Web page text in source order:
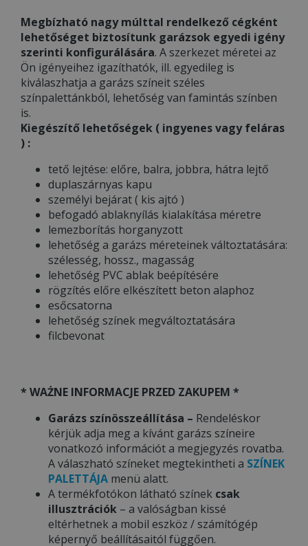
Megbízható nagy múlttal rendelkező cégként
lehetőséget biztosítunk garázsok egyedi igény
szerinti konfigurálására. A szerkezet méretei az
Ön igényeihez igazíthatók, ill. egyedileg is
kiválaszhatja a garázs színeit széles
színpalettánkból, lehetőség van famintás színben
is.
Kiegészítő lehetőségek ( ingyenes vagy feláras
) :
tető lejtése: előre, balra, jobbra, hátra lejtő
duplaszárnyas kapu
személyi bejárat ( kis ajtó )
befogadó ablaknyílás kialakítása méretre
lemezborítás horganyzott
lehetőség a garázs méreteinek változtatására:
szélesség, hossz., magasság
lehetőség PVC ablak beépítésére
rögzítés előre elkészített beton alaphoz
esőcsatorna
lehetőség színek megváltoztatására
filcbevonat
* WAŻNE INFORMACJE PRZED ZAKUPEM *
Garázs színösszeállítása – Rendeléskor
kérjük adja meg a kívánt garázs színeire
vonatkozó információt a megjegyzés rovatba.
A válaszható színeket megtekintheti a SZÍNEK
PALETTÁJA menü alatt.
A termékfotókon látható színek csak
illusztrációk – a valóságban kissé
eltérhetnek a mobil eszköz / számítógép
képernyő beállításaitól függően.